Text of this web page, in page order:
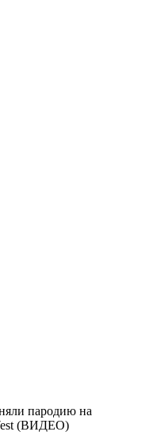
пародию на
(ВИДЕО)